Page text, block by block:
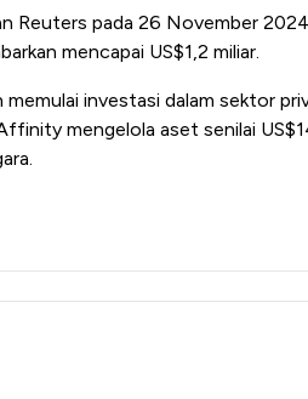
Reuters pada 26 November
mencapai US$1,2 miliar.
investasi dalam sektor
mengelola aset senilai